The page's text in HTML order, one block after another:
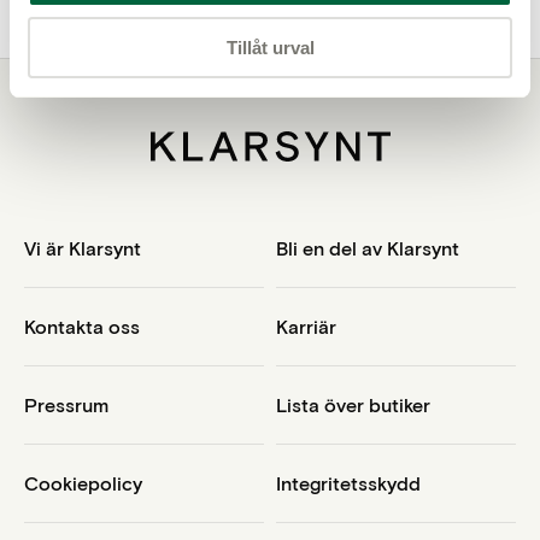
Tillåt urval
Vi är Klarsynt Bli en del av Klarsynt
Kontakta oss Karriär
Pressrum Lista över butiker
Cookiepolicy Integritetsskydd